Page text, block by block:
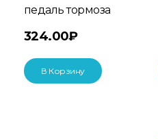
педаль тормоза
324.00₽
В Корзину